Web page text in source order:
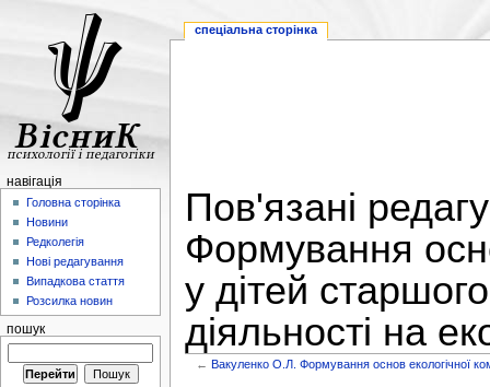
Пов'язані
Формування
у дітей
діяльності на
←Вакуленко О.Л. Формування основ екологічної
спеціальна сторінка
навігація
Головна сторінка
Новини
Редколегія
Нові редагування
Випадкова стаття
Розсилка новин
пошук